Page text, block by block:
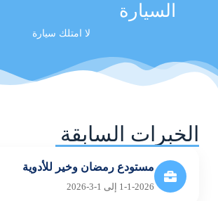
السيارة
لا امتلك سيارة
الخبرات السابقة
مستودع رمضان وخير للأدوية
1-1-2026 إلى 1-3-2026